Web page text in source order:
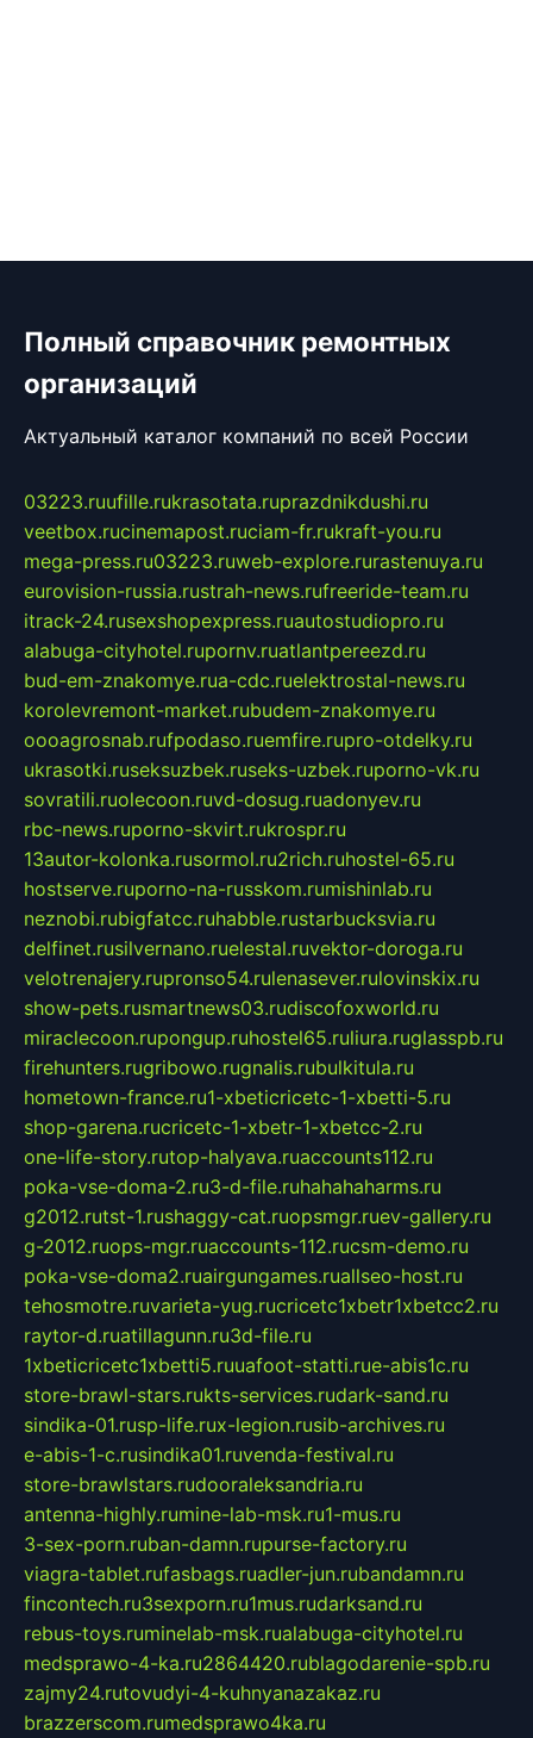
Полный справочник ремонтных
организаций
Актуальный каталог компаний по всей России
03223.ruufille.rukrasotata.ruprazdnikdushi.ru
veetbox.rucinemapost.ruciam-fr.rukraft-you.ru
mega-press.ru03223.ruweb-explore.rurastenuya.ru
eurovision-russia.rustrah-news.rufreeride-team.ru
itrack-24.rusexshopexpress.ruautostudiopro.ru
alabuga-cityhotel.rupornv.ruatlantpereezd.ru
bud-em-znakomye.rua-cdc.ruelektrostal-news.ru
korolevremont-market.rubudem-znakomye.ru
oooagrosnab.rufpodaso.ruemfire.rupro-otdelky.ru
ukrasotki.ruseksuzbek.ruseks-uzbek.ruporno-vk.ru
sovratili.ruolecoon.ruvd-dosug.ruadonyev.ru
rbc-news.ruporno-skvirt.rukrospr.ru
13autor-kolonka.rusormol.ru2rich.ruhostel-65.ru
hostserve.ruporno-na-russkom.rumishinlab.ru
neznobi.rubigfatcc.ruhabble.rustarbucksvia.ru
delfinet.rusilvernano.ruelestal.ruvektor-doroga.ru
velotrenajery.rupronso54.rulenasever.rulovinskix.ru
show-pets.rusmartnews03.rudiscofoxworld.ru
miraclecoon.rupongup.ruhostel65.ruliura.ruglasspb.ru
firehunters.rugribowo.rugnalis.rubulkitula.ru
hometown-france.ru1-xbeticricetc-1-xbetti-5.ru
shop-garena.rucricetc-1-xbetr-1-xbetcc-2.ru
one-life-story.rutop-halyava.ruaccounts112.ru
poka-vse-doma-2.ru3-d-file.ruhahahaharms.ru
g2012.rutst-1.rushaggy-cat.ruopsmgr.ruev-gallery.ru
g-2012.ruops-mgr.ruaccounts-112.rucsm-demo.ru
poka-vse-doma2.ruairgungames.ruallseo-host.ru
tehosmotre.ruvarieta-yug.rucricetc1xbetr1xbetcc2.ru
raytor-d.ruatillagunn.ru3d-file.ru
1xbeticricetc1xbetti5.ruuafoot-statti.rue-abis1c.ru
store-brawl-stars.rukts-services.rudark-sand.ru
sindika-01.rusp-life.rux-legion.rusib-archives.ru
e-abis-1-c.rusindika01.ruvenda-festival.ru
store-brawlstars.rudooraleksandria.ru
antenna-highly.rumine-lab-msk.ru1-mus.ru
3-sex-porn.ruban-damn.rupurse-factory.ru
viagra-tablet.rufasbags.ruadler-jun.rubandamn.ru
fincontech.ru3sexporn.ru1mus.rudarksand.ru
rebus-toys.ruminelab-msk.rualabuga-cityhotel.ru
medsprawo-4-ka.ru2864420.rublagodarenie-spb.ru
zajmy24.rutovudyi-4-kuhnyanazakaz.ru
brazzerscom.rumedsprawo4ka.ru